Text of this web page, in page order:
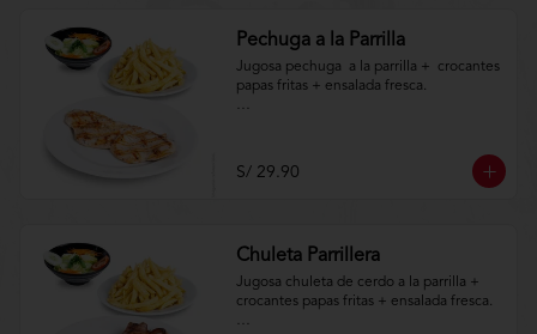
Pechuga a la Parrilla
Jugosa pechuga  a la parrilla +  crocantes
papas fritas + ensalada fresca.
m/TYCGenerales
S/ 29.90
Chuleta Parrillera
Jugosa chuleta de cerdo a la parrilla +
crocantes papas fritas + ensalada fresca.